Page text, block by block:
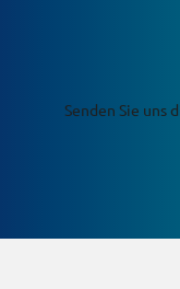
Senden Sie uns